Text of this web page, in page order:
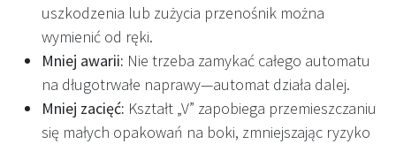
uszkodzenia lub zużycia przenośnik można
wymienić od ręki.
Mniej awarii: Nie trzeba zamykać całego automatu
na długotrwałe naprawy—automat działa dalej.
Mniej zacięć: Kształt „V” zapobiega przemieszczaniu
się małych opakowań na boki, zmniejszając ryzyko